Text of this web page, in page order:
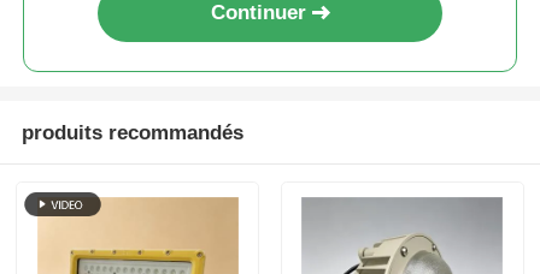
Continuer
produits recommandés